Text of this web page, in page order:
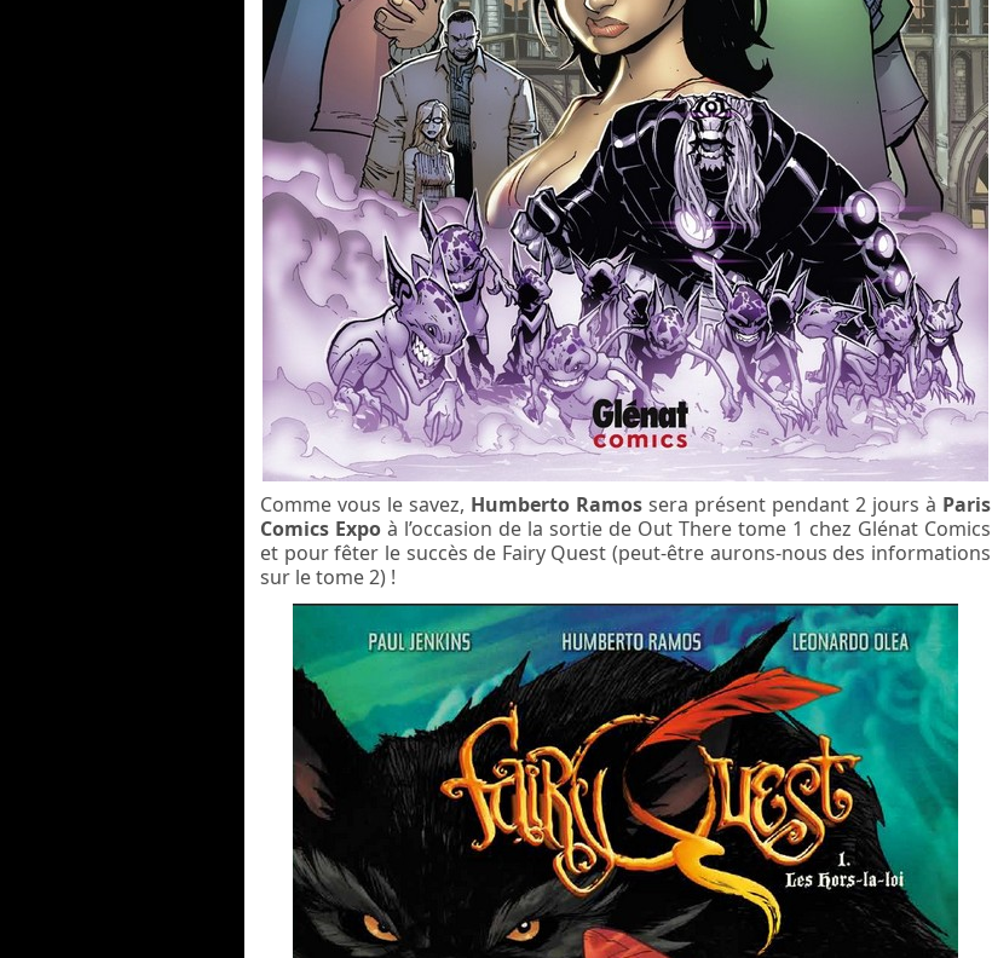
Comme vous le savez, Humberto Ramos sera présent pendant 2 jours à Paris
Comics Expo à l’occasion de la sortie de Out There tome 1 chez Glénat Comics
et pour fêter le succès de Fairy Quest (peut-être aurons-nous des informations
sur le tome 2) !